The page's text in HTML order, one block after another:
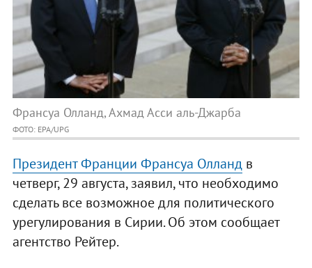
Франсуа ​Олланд, Ахмад Асси аль-Джарба
ФОТО: EPA/UPG
Президент Франции Франсуа Олландв
четверг, 29 августа, заявил, что необходимо
сделать все возможное для политического
урегулирования в Сирии. Об этом сообщает
агентство Рейтер.